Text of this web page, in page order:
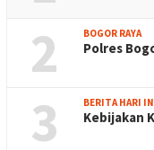
2 BOGOR RAYA
Polres
3 BERITA HARI
Kebijakan